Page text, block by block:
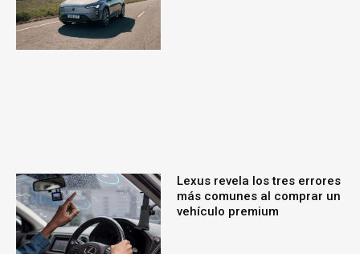
Lexus revela los tres errores
más comunes al comprar un
vehículo premium